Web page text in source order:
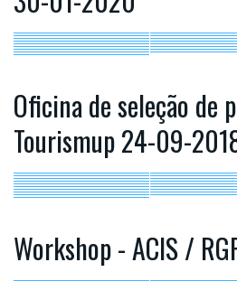
Oficina de seleção de
Tourismup 24-09-
Workshop - ACIS /